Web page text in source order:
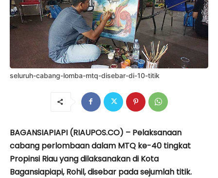
seluruh-cabang-lomba-mtq-disebar-di-10-titik
BAGANSIAPIAPI (RIAUPOS.CO) – Pelaksanaan
cabang perlombaan dalam MTQ ke-40 tingkat
Propinsi Riau yang dilaksanakan di Kota
Bagansiapiapi, Rohil, disebar pada sejumlah titik.